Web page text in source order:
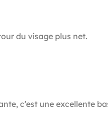
du visage plus net.
c’est une excellente